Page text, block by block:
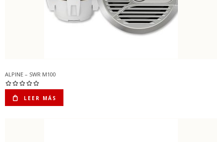
ALPINE – SWR M100
LEER MÁS